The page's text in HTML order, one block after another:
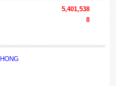
5,401,538
8